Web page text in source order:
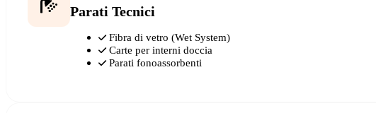
Parati Tecnici
Fibra di vetro (Wet System)
Carte per interni doccia
Parati fonoassorbenti